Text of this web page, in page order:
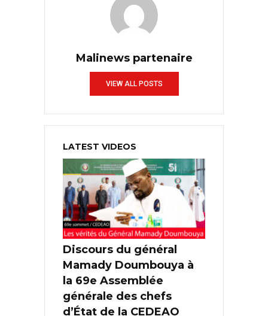
Malinews partenaire
VIEW ALL POSTS
LATEST VIDEOS
Discours du général
Mamady Doumbouya à
la 69e Assemblée
générale des chefs
d’État de la CEDEAO